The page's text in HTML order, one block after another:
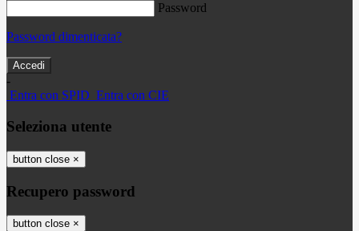
Password
Password dimenticata?
-
Entra con SPID Entra con CIE
Seleziona utente
button close ×
Recupero password
button close ×